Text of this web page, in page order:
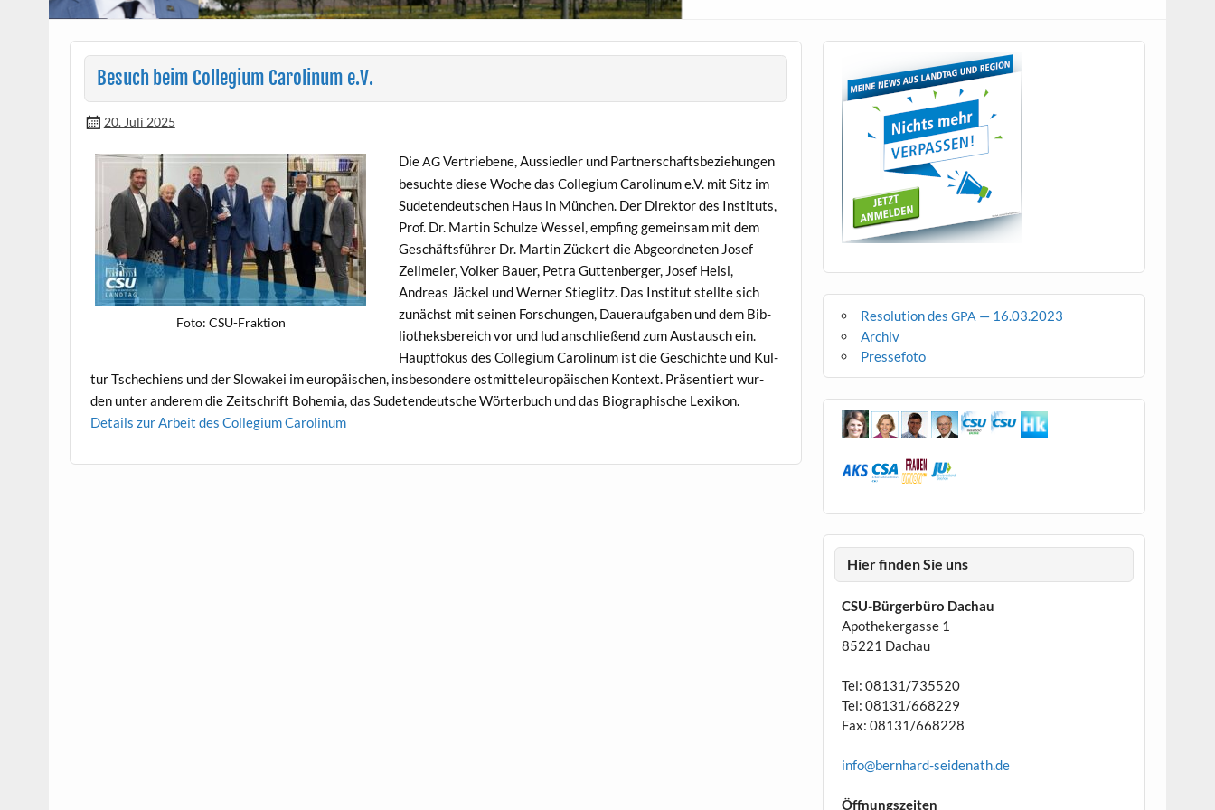
Besuch beim Collegium Carolinum e.V.
20. Juli 2025
Foto: CSU-Frak­tion
DieAGVer­triebene, Aussiedler und Part­ner­schafts­beziehun­gen
besuchte diese Woche das Col­legium Car­olinum e.V. mit Sitz im
Sude­tendeutschen Haus in München. Der Direk­tor des Insti­tuts,
Prof. Dr. Mar­tin Schulze Wes­sel, empf­ing gemein­sam mit dem
Geschäfts­führer Dr. Mar­tin Zück­ert die Abge­ord­neten Josef
Zellmeier, Volk­er Bauer, Petra Gut­ten­berg­er, Josef Heisl,
Andreas Jäck­el und Wern­er Stieglitz. Das Insti­tut stellte sich
zunächst mit seinen Forschun­gen, Dauer­auf­gaben und dem Bib­
lio­theks­bere­ich vor und lud anschließend zum Aus­tausch ein.
Haupt­fokus des Col­legium Car­olinum ist die Geschichte und Kul­
tur Tschechiens und der Slowakei im europäis­chen, ins­beson­dere ost­mit­teleu­ropäis­chen Kon­text. Präsen­tiert wur­
den unter anderem die Zeitschrift Bohemia, das Sude­tendeutsche Wörter­buch und das Biographis­che Lexikon.
Details zur Arbeit des Col­legium Carolinum
Resolution desGPA — 16.03.2023
Archiv
Pressefoto
Hier finden Sie uns
CSU-Bürgerbüro Dachau
Apothekergasse 1
85221 Dachau
Tel: 08131/735520
Tel: 08131/668229
Fax: 08131/668228
info@bernhard-seidenath.de
Öffnungszeiten